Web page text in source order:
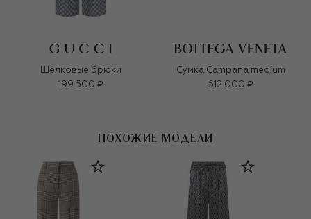
Шелковые брюки
199 500 ₽
Сумка Campana medium
512 000 ₽
ПОХОЖИЕ МОДЕЛИ